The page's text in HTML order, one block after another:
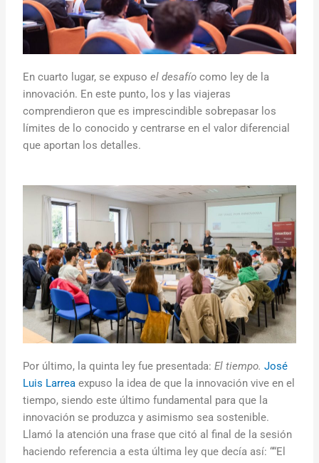
En cuarto lugar, se expusoel desafíocomo ley de la
innovación. En este punto, los y las viajeras
comprendieron que es imprescindible sobrepasar los
límites de lo conocido y centrarse en el valor diferencial
que aportan los detalles.
Por último, la quinta ley fue presentada:El tiempo. José
Luis Larrea expuso la idea de que la innovación vive en el
tiempo, siendo este último fundamental para que la
innovación se produzca y asimismo sea sostenible.
Llamó la atención una frase que citó al final de la sesión
haciendo referencia a esta última ley que decía así: ““El